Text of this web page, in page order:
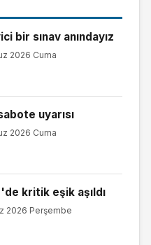
bir sınav anındayız
2026 Cuma
uyarısı
2026 Cuma
kritik eşik aşıldı
2026 Perşembe